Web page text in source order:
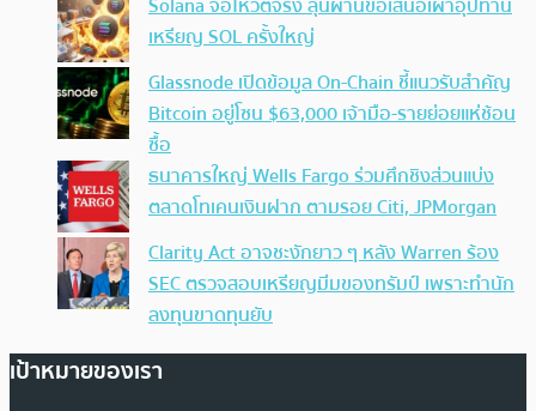
เหรียญ SOL ครั้งใหญ่
Glassnode เปิดข้อมูล On-Chain ชี้แนวรับสำคัญ
Bitcoin อยู่โซน $63,000 เจ้ามือ-รายย่อยแห่ช้อน
ซื้อ
ธนาคารใหญ่ Wells Fargo ร่วมศึกชิงส่วนแบ่ง
ตลาดโทเคนเงินฝาก ตามรอย Citi, JPMorgan
Clarity Act อาจชะงักยาว ๆ หลัง Warren ร้อง
SEC ตรวจสอบเหรียญมีมของทรัมป์ เพราะทำนัก
ลงทุนขาดทุนยับ
เป้าหมายของเรา